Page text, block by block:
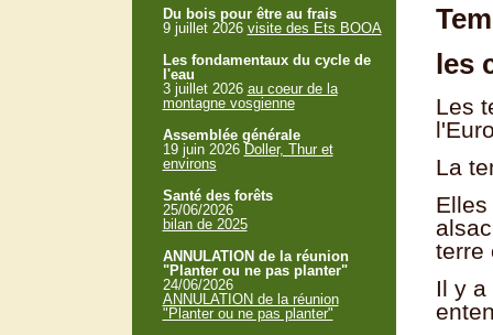
les
Les
La
terre
Il y
Du bois pour être au frais
9 juillet 2026 visite des Ets BOOA
Les fondamentaux du cycle de
l'eau
3 juillet 2026 au coeur de la
montagne vosgienne
Assemblée générale
19 juin 2026 Doller, Thur et
environs
Santé des forêts
25/06/2026
bilan de 2025
ANNULATION de la réunion
"Planter ou ne pas planter"
24/06/2026
ANNULATION de la réunion
"Planter ou ne pas planter"